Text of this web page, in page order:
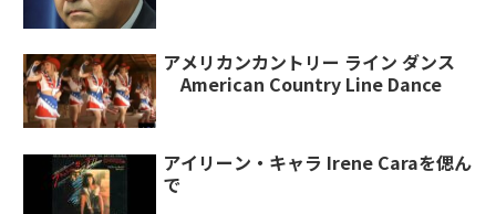
アメリカンカントリー ライン ダンス
American Country Line Dance
アイリーン・キャラ Irene Caraを偲ん
で